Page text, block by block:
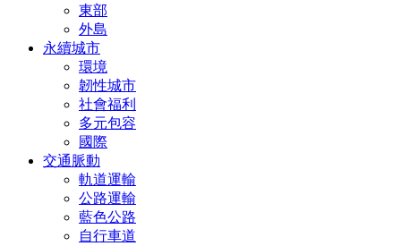
東部
外島
永續城市
環境
韌性城市
社會福利
多元包容
國際
交通脈動
軌道運輸
公路運輸
藍色公路
自行車道